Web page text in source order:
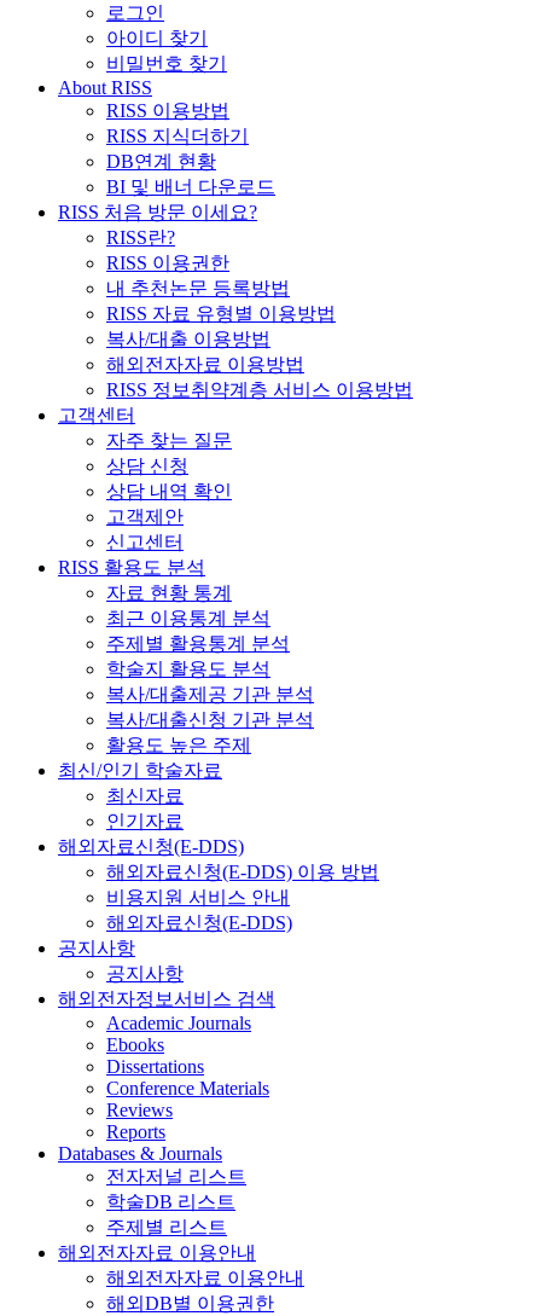
로그인
아이디 찾기
비밀번호 찾기
About RISS
RISS 이용방법
RISS 지식더하기
DB연계 현황
BI 및 배너 다운로드
RISS 처음 방문 이세요?
RISS란?
RISS 이용권한
내 추천논문 등록방법
RISS 자료 유형별 이용방법
복사/대출 이용방법
해외전자자료 이용방법
RISS 정보취약계층 서비스 이용방법
고객센터
자주 찾는 질문
상담 신청
상담 내역 확인
고객제안
신고센터
RISS 활용도 분석
자료 현황 통계
최근 이용통계 분석
주제별 활용통계 분석
학술지 활용도 분석
복사/대출제공 기관 분석
복사/대출신청 기관 분석
활용도 높은 주제
최신/인기 학술자료
최신자료
인기자료
해외자료신청(E-DDS)
해외자료신청(E-DDS) 이용 방법
비용지원 서비스 안내
해외자료신청(E-DDS)
공지사항
공지사항
해외전자정보서비스 검색
Academic Journals
Ebooks
Dissertations
Conference Materials
Reviews
Reports
Databases & Journals
전자저널 리스트
학술DB 리스트
주제별 리스트
해외전자자료 이용안내
해외전자자료 이용안내
해외DB별 이용권한